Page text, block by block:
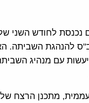
נכנסת לחודש השני
להנהגת השביתה.
עם מנהיג
מתכנן הרצח